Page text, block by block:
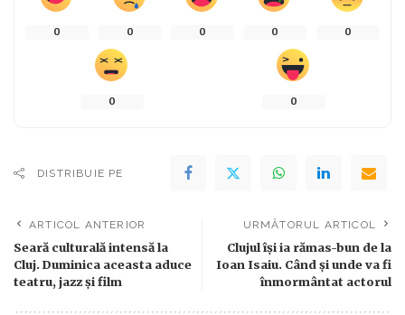
0 0 0 0 0
0 0
DISTRIBUIE PE
ARTICOL ANTERIOR
Seară culturală intensă la
Cluj. Duminica aceasta aduce
teatru, jazz și film
URMĂTORUL ARTICOL
Clujul își ia rămas-bun de la
Ioan Isaiu. Când și unde va fi
înmormântat actorul